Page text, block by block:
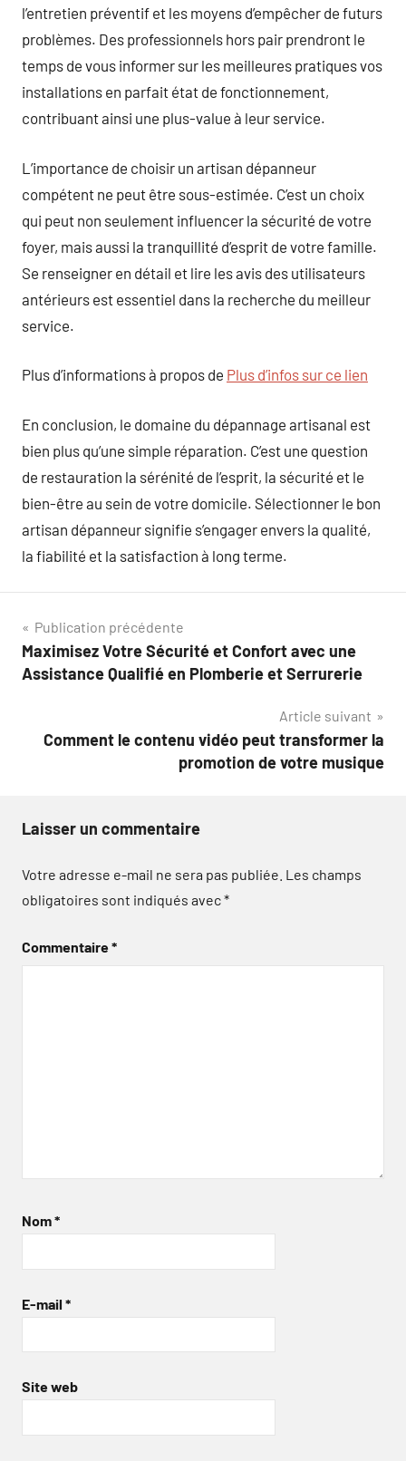
l’entretien préventif et les moyens d’empêcher de futurs
problèmes. Des professionnels hors pair prendront le
temps de vous informer sur les meilleures pratiques vos
installations en parfait état de fonctionnement,
contribuant ainsi une plus-value à leur service.
L’importance de choisir un artisan dépanneur
compétent ne peut être sous-estimée. C’est un choix
qui peut non seulement influencer la sécurité de votre
foyer, mais aussi la tranquillité d’esprit de votre famille.
Se renseigner en détail et lire les avis des utilisateurs
antérieurs est essentiel dans la recherche du meilleur
service.
Plus d’informations à propos de Plus d’infos sur ce lien
En conclusion, le domaine du dépannage artisanal est
bien plus qu’une simple réparation. C’est une question
de restauration la sérénité de l’esprit, la sécurité et le
bien-être au sein de votre domicile. Sélectionner le bon
artisan dépanneur signifie s’engager envers la qualité,
la fiabilité et la satisfaction à long terme.
Navigation
de
Publication précédente
Maximisez Votre Sécurité et Confort avec une
Assistance Qualifié en Plomberie et Serrurerie
Article suivant
Comment le contenu vidéo peut transformer la
promotion de votre musique
Laisser un commentaire
Votre adresse e-mail ne sera pas publiée. Les champs
obligatoires sont indiqués avec*
Commentaire*
Nom*
E-mail *
Site web